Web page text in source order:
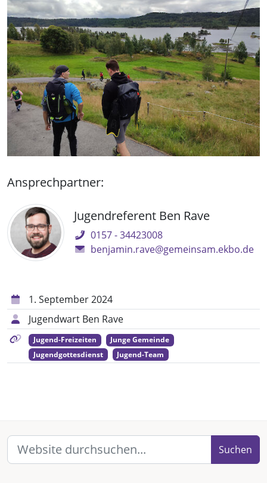
Ansprechpartner:
Jugendreferent Ben Rave
0157 - 34423008
benjamin.rave@gemeinsam.ekbo.de
1. September 2024
Jugendwart Ben Rave
Jugend-Freizeiten
Junge Gemeinde
Jugendgottesdienst
Jugend-Team
Suchen